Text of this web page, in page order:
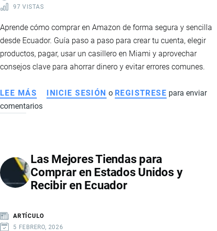
97 VISTAS
Aprende cómo comprar en Amazon de forma segura y sencilla
desde Ecuador. Guía paso a paso para crear tu cuenta, elegir
productos, pagar, usar un casillero en Miami y aprovechar
consejos clave para ahorrar dinero y evitar errores comunes.
LEE MÁS SOBRE
CÓMO
PASO
A
PASO
CONSEJOS
INICIE SESIÓN o REGISTRESE para enviar
comentarios
Las Mejores Tiendas para
Comprar en Estados Unidos y
Recibir en Ecuador
ARTÍCULO
5 FEBRERO, 2026